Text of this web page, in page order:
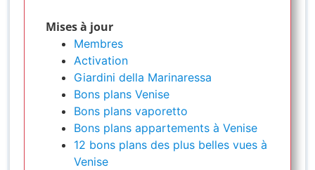
Mises à jour
Membres
Activation
Giardini della Marinaressa
Bons plans Venise
Bons plans vaporetto
Bons plans appartements à Venise
12 bons plans des plus belles vues à
Venise